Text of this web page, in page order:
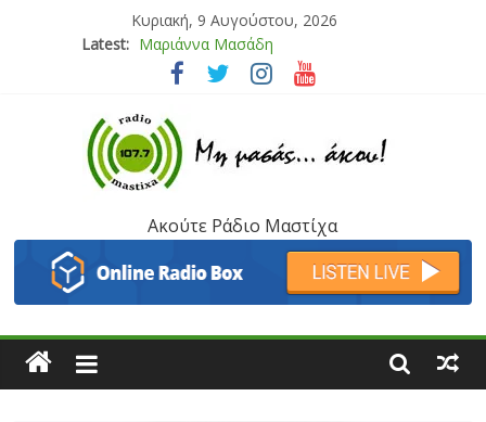
Κυριακή, 9 Αυγούστου, 2026
Latest:
Μαριάννα Μασάδη
Τάνια Μπρεάζου
Bliss
Ιορδάνης Αγαπητός
Ακούτε Ράδιο Μαστίχα